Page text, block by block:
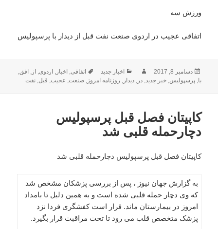
ورزش سه
اتفاقی عجیب در اردوی صنعت نفت قبل از دیدار با پرسپولیس
ارسال
شده
دسامبر 8, 2017 نویسندهدسته‌ها
اخبار جدید برچسب‌ها
اتفاقی, اخبار, اردوی, از, افق,
با,پرسپولیس,خبر جدید,در,دیدار, روزنامه امروز,صنعت, عجیب, قبل,نفت
کاپیتان فصل قبل پرسپولیس
دچارحمله قلبی شد
کاپیتان فصل قبل پرسپولیس دچارحمله قلبی شد
به گزارش جهان نیوز ، پس از بررسی پزشکان مشخص شد
که وی دچار حمله قلبی شده است و به همین دلیل تا بامداد
امروز در بیمارستان ماند. قرار است کفشگری فردا نزد
پزشک متخصص قلب می رود تا تحت مراقبت قرار بگیرد.